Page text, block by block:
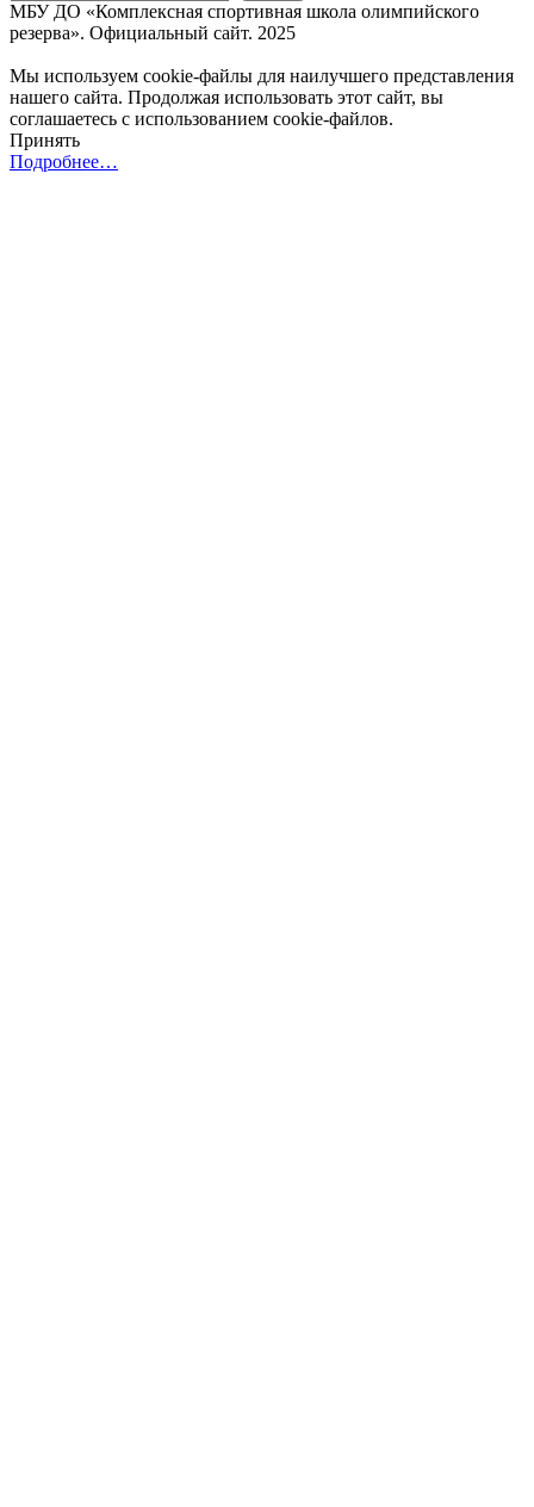
МБУ ДО «Комплексная спортивная школа олимпийского
резерва». Официальный сайт. 2025
Мы используем cookie-файлы для наилучшего представления
нашего сайта. Продолжая использовать этот сайт, вы
соглашаетесь с использованием cookie-файлов.
Принять
Подробнее…